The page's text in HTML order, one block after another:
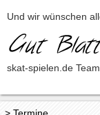
Und wir wünschen
skat-spielen.de Team